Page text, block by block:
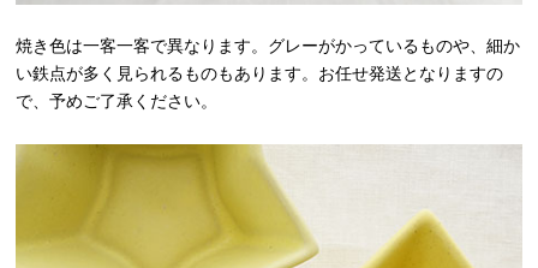
焼き色は一客一客で異なります。グレーがかっているものや、細か
い鉄点が多く見られるものもあります。お任せ発送となりますの
で、予めご了承ください。